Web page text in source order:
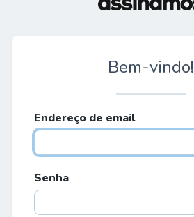
Bem-vindo!
Endereço de email
Senha